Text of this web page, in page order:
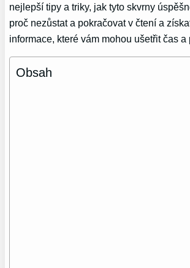
nejlepší tipy a triky, jak tyto skvrny
proč nezůstat a pokračovat v čtení a
informace, které vám mohou ušetřit čas a
Obsah